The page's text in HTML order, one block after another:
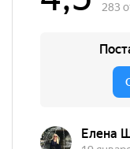
посадочного
Бренд